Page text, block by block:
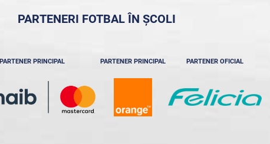
PARTENERI FOTBAL ÎN ȘCOLI
PARTENER PRINCIPAL PARTENER PRINCIPAL PARTENER OFICIAL